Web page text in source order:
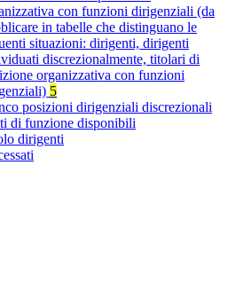
con funzioni dirigenziali (da
in tabelle che distinguano le
situazioni: dirigenti, dirigenti
discrezionalmente, titolari di
organizzativa con funzioni
5
posizioni dirigenziali discrezionali
di funzione disponibili
dirigenti